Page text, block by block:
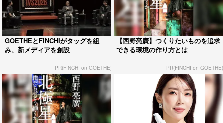
GOETHEとFINCHIがタッグを組
み、新メディアを創設
PR(FINCHI on GOETHE)
【西野亮廣】つくりたいものを追求
できる環境の作り方とは
PR(FINCHI on GOETHE)